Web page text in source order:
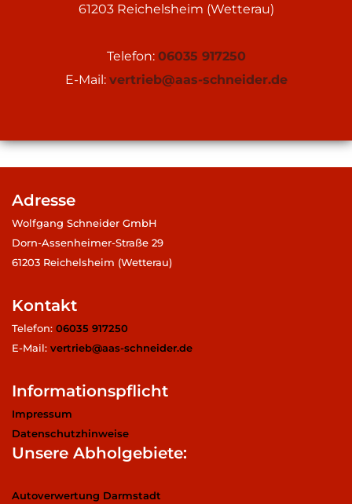
61203 Reichelsheim (Wetterau)
Telefon: 06035 917250
E-Mail: vertrieb@aas-schneider.de
Adresse
Wolfgang Schneider GmbH
Dorn-Assenheimer-Straße 29
61203 Reichelsheim (Wetterau)
Kontakt
Telefon: 06035 917250
E-Mail: vertrieb@aas-schneider.de
Informationspflicht
Impressum
Datenschutzhinweise
Unsere Abholgebiete:
Autoverwertung Darmstadt